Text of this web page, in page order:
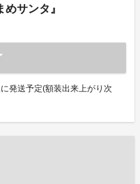
サンタ』
発送予定(額装出来上がり次